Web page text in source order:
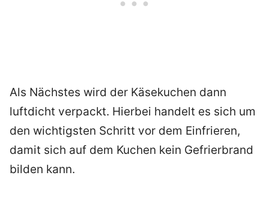
Als Nächstes wird der Käsekuchen dann
luftdicht verpackt. Hierbei handelt es sich um
den wichtigsten Schritt vor dem Einfrieren,
damit sich auf dem Kuchen kein Gefrierbrand
bilden kann.